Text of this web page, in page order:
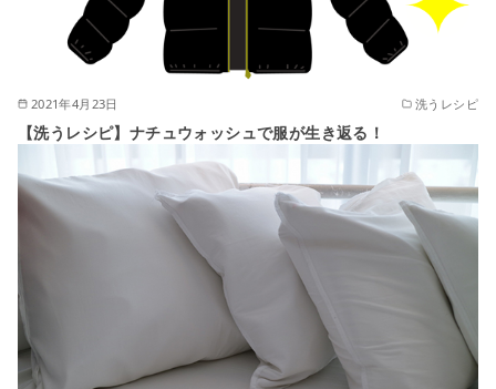
2021年4月23日 洗うレシピ
【洗うレシピ】ナチュウォッシュで服が生き返る！